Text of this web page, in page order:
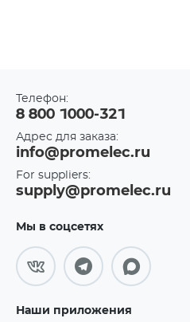
Телефон:
8 800 1000-321
Адрес для заказа:
info@promelec.ru
For suppliers:
supply@promelec.ru
Мы в соцсетях
Наши приложения